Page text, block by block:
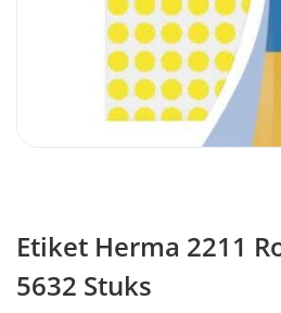
Etiket Herma 2211
5632 Stuks